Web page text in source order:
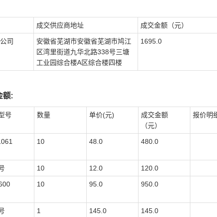
成交供应商地址 成交金额（元）
司
安徽省芜湖市安徽省芜湖市鸠江
区湾里街道九华北路338号三塘
工业园综合楼A区综合楼四楼
1695.0
额:
号 数量 单价(元)
成交金额
（元）
报价明
10 48.0 480.0
10 12.0 120.0
10 95.0 950.0
1 145.0 145.0